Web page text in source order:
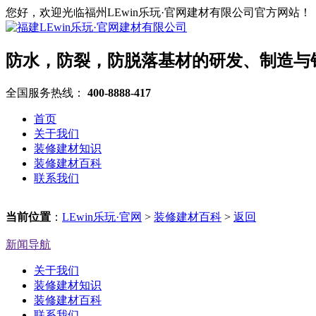
您好，欢迎光临福州LEwin乐玩·官网建材有限公司官方网站！
防水，防裂，防脱落基材的研发、制造与
全国服务热线： 400-8888-417
首页
关于我们
装修建材知识
装修建材百科
联系我们
当前位置 ： LEwin乐玩·官网 > 装修建材百科 > 返回
新闻导航
关于我们
装修建材知识
装修建材百科